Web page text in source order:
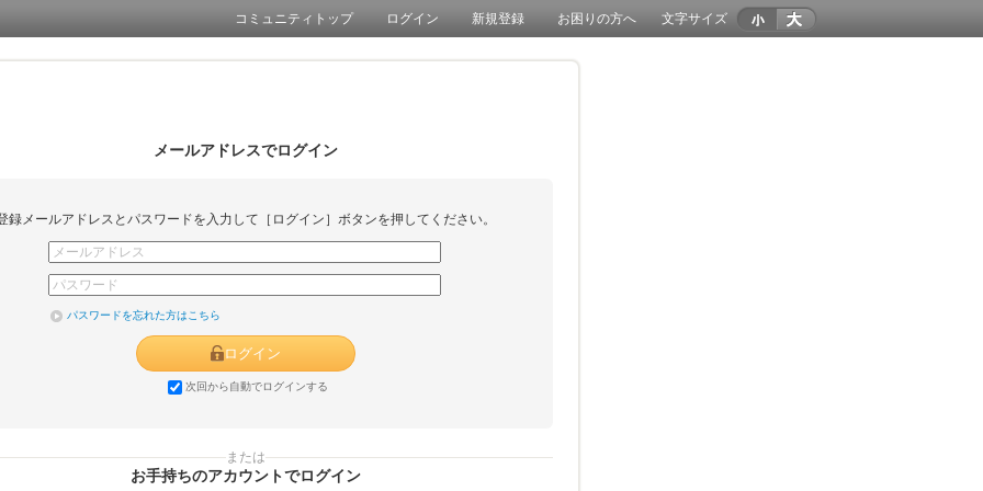
コミュニティトップ ログイン 新規登録 お困りの方へ 文字サイズ
メールアドレスでログイン
録メールアドレスとパスワードを入力して［ログイン］ボタンを押してください。
パスワードを忘れた方はこちら
ログイン
次回から自動でログインする
または
お手持ちのアカウントでログイン